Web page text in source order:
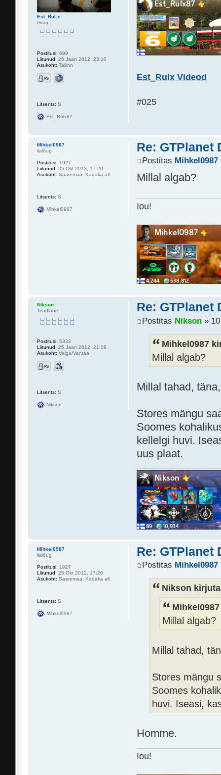
Est_Rulx Videod
#025
Est_RuLx
Guru
Postitusi: 699
Liitunud: 26 Jaan 2012, 23:10
Asukoht: Tallinn
Litsents: S
Est_Rulx87
Re: GTPlanet
Postitas Mihkel0987
Millal algab?
Iou!
Mihkel0987
ilalõug
Postitusi: 1927
Liitunud: 25 Okt 2013, 17:20
Asukoht: Saaremaa, Kadaka all.
Litsents: S
Mihkel0987
Re: GTPlanet
Postitas Nikson »
Mihkel0987
Millal algab?
Millal tahad,
Stores mängu
Soomes
kellelgi huvi.
uus plaat.
Nikson
Teadlane
Postitusi: 5332
Liitunud: 25 Jaan 2012, 21:08
Asukoht: Valga/Vantaa
Litsents: S
Nikson
Re: GTPlanet
Postitas Mihkel0987
Nikson
Millal algab?
Millal tahad,
Stores mängu
Soomes
huvi. Iseasi,
Homme.
Iou!
Mihkel0987
ilalõug
Postitusi: 1927
Liitunud: 25 Okt 2013, 17:20
Asukoht: Saaremaa, Kadaka all.
Litsents: S
Mihkel0987